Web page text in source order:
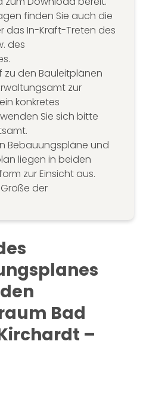
finden Sie auch die
das In-Kraft-Treten des
des
zu den Bauleitplänen
zur
konkretes
Sie sich bitte
Bebauungspläne und
liegen in beiden
zur Einsicht aus.
der
Bad
–